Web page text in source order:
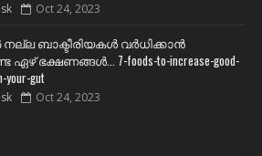
Oct 24, 2023
ബാക്ടീരിയകൾ വര്‍ധിക്കാന്‍
ഏഴ് ഭക്ഷണങ്ങള്‍... 7-foods-to-increase-good-
your-gut
Oct 24, 2023